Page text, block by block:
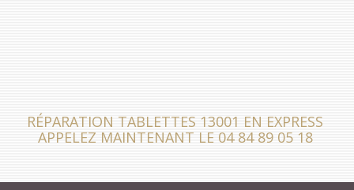
RÉPARATION TABLETTES 13001 EN EXPRESS
APPELEZ MAINTENANT LE 04 84 89 05 18